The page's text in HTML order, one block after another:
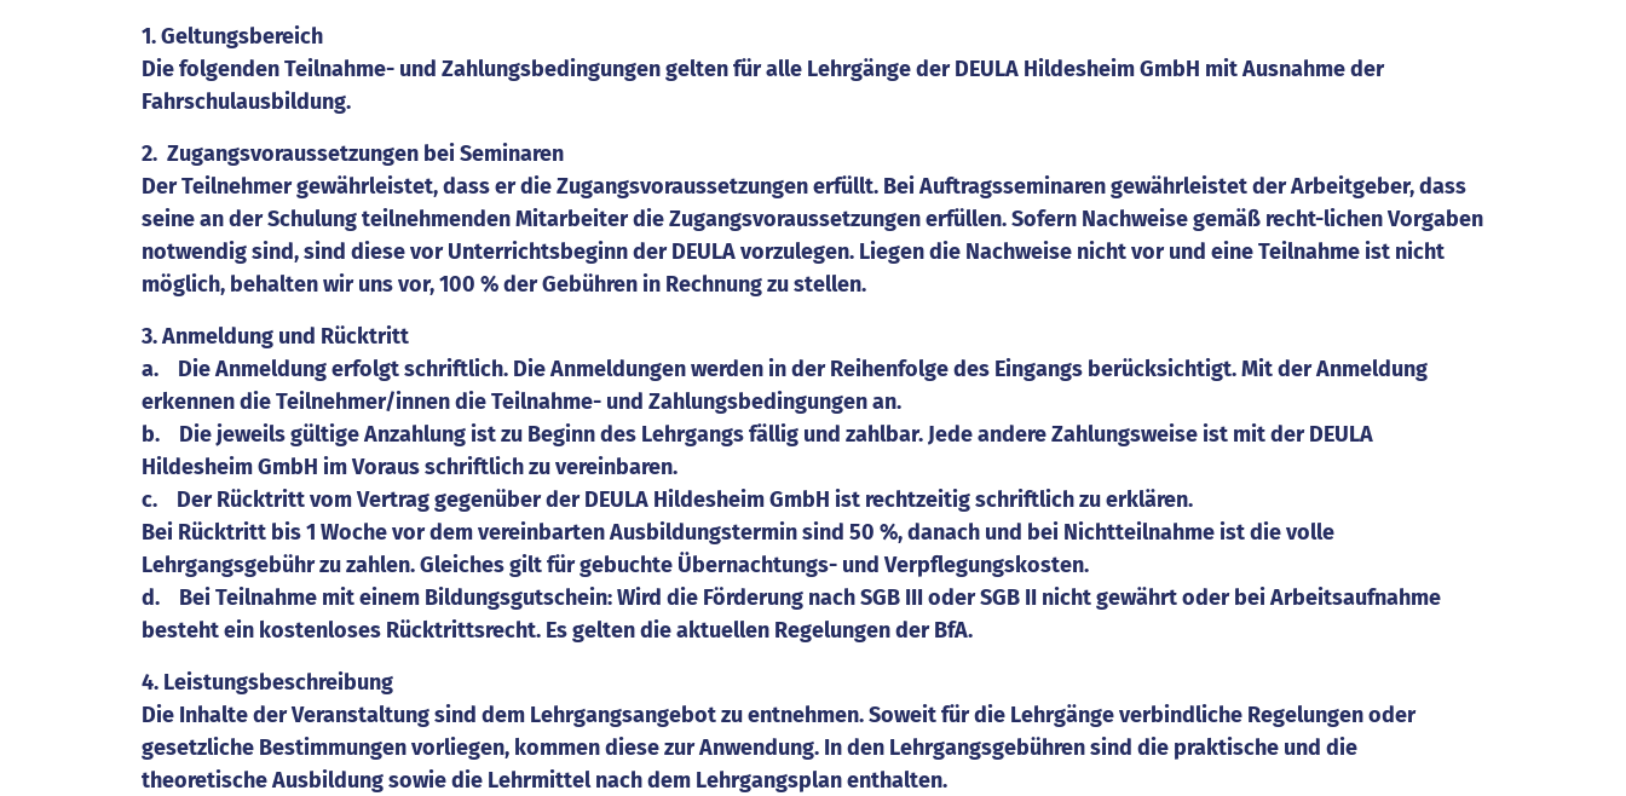
1. Geltungsbereich
Die folgenden Teilnahme- und Zahlungsbedingungen gelten für alle Lehrgänge der DEULA Hildesheim GmbH mit Ausnahme der
Fahrschulausbildung.
2. Zugangsvoraussetzungen bei Seminaren
Der Teilnehmer gewährleistet, dass er die Zugangsvoraussetzungen erfüllt. Bei Auftragsseminaren gewährleistet der Arbeitgeber, dass
seine an der Schulung teilnehmenden Mitarbeiter die Zugangsvoraussetzungen erfüllen. Sofern Nachweise gemäß recht-lichen Vorgaben
notwendig sind, sind diese vor Unterrichtsbeginn der DEULA vorzulegen. Liegen die Nachweise nicht vor und eine Teilnahme ist nicht
möglich, behalten wir uns vor, 100 % der Gebühren in Rechnung zu stellen.
3. Anmeldung und Rücktritt
a. Die Anmeldung erfolgt schriftlich. Die Anmeldungen werden in der Reihenfolge des Eingangs berücksichtigt. Mit der Anmeldung
erkennen die Teilnehmer/innen die Teilnahme- und Zahlungsbedingungen an.
b. Die jeweils gültige Anzahlung ist zu Beginn des Lehrgangs fällig und zahlbar. Jede andere Zahlungsweise ist mit der DEULA
Hildesheim GmbH im Voraus schriftlich zu vereinbaren.
c. Der Rücktritt vom Vertrag gegenüber der DEULA Hildesheim GmbH ist rechtzeitig schriftlich zu erklären.
Bei Rücktritt bis 1 Woche vor dem vereinbarten Ausbildungstermin sind 50 %, danach und bei Nichtteilnahme ist die volle
Lehrgangsgebühr zu zahlen. Gleiches gilt für gebuchte Übernachtungs- und Verpflegungskosten.
d. Bei Teilnahme mit einem Bildungsgutschein: Wird die Förderung nach SGB III oder SGB II nicht gewährt oder bei Arbeitsaufnahme
besteht ein kostenloses Rücktrittsrecht. Es gelten die aktuellen Regelungen der BfA.
4. Leistungsbeschreibung
Die Inhalte der Veranstaltung sind dem Lehrgangsangebot zu entnehmen. Soweit für die Lehrgänge verbindliche Regelungen oder
gesetzliche Bestimmungen vorliegen, kommen diese zur Anwendung. In den Lehrgangsgebühren sind die praktische und die
theoretische Ausbildung sowie die Lehrmittel nach dem Lehrgangsplan enthalten.